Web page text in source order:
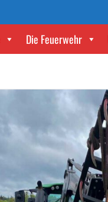
Die Feuerwehr